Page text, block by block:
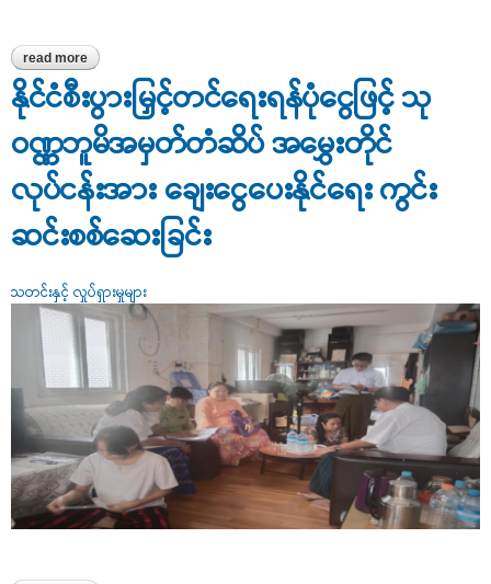
read more about သင်္ဃန်းကျွန်းမြို့နယ်၊ ရွှေနွားလှည်း ဖိနပ်လုပ်ငန်းအား ချေးငွေပေး
နိုင်ရေး ကွင်းဆင်းစစ်ဆေးခြင်း
နိုင်ငံစီးပွားမြှင့်တင်ရေးရန်ပုံငွေဖြင့် သု
ဝဏ္ဏဘူမိအမှတ်တံဆိပ် အမွှေးတိုင်
လုပ်ငန်းအား ချေးငွေပေးနိုင်ရေး ကွင်း
ဆင်းစစ်ဆေးခြင်း
သတင်းနှင့် လှုပ်ရှားမှုများ